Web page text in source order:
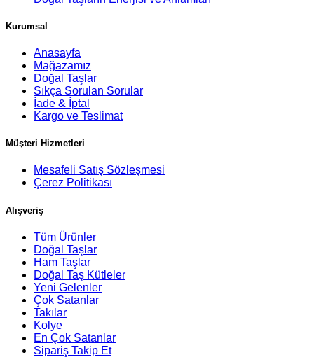
Kurumsal
Anasayfa
Mağazamız
Doğal Taşlar
Sıkça Sorulan Sorular
İade & İptal
Kargo ve Teslimat
Müşteri Hizmetleri
Mesafeli Satış Sözleşmesi
Çerez Politikası
Alışveriş
Tüm Ürünler
Doğal Taşlar
Ham Taşlar
Doğal Taş Kütleler
Yeni Gelenler
Çok Satanlar
Takılar
Kolye
En Çok Satanlar
Sipariş Takip Et